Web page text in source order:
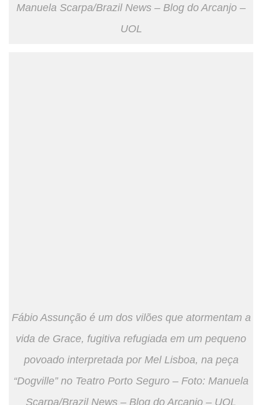
Manuela Scarpa/Brazil News – Blog do Arcanjo –
UOL
Fábio Assunção é um dos vilões que atormentam a
vida de Grace, fugitiva refugiada em um pequeno
povoado interpretada por Mel Lisboa, na peça
“Dogville” no Teatro Porto Seguro – Foto: Manuela
Scarpa/Brazil News – Blog do Arcanjo – UOL